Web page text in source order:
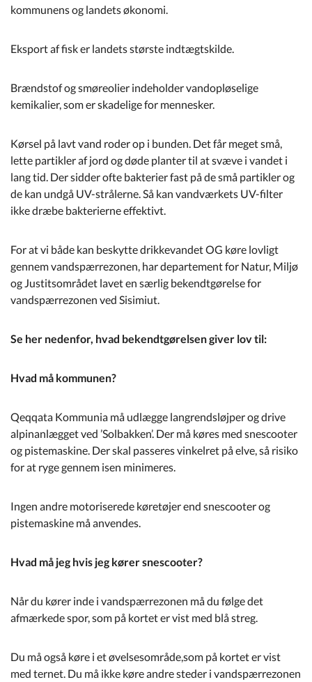
kommunens og landets økonomi.
Eksport af fisk er landets største indtægtskilde.
Brændstof og smøreolier indeholder vandopløselige
kemikalier, som er skadelige for mennesker.
Kørsel på lavt vand roder op i bunden. Det får meget små,
lette partikler af jord og døde planter til at svæve i vandet i
lang tid. Der sidder ofte bakterier fast på de små partikler og
de kan undgå UV-strålerne. Så kan vandværkets UV-filter
ikke dræbe bakterierne effektivt.
For at vi både kan beskytte drikkevandet OG køre lovligt
gennem vandspærrezonen, har departement for Natur, Miljø
og Justitsområdet lavet en særlig bekendtgørelse for
vandspærrezonen ved Sisimiut.
Se her nedenfor, hvad bekendtgørelsen giver lov til:
Hvad må kommunen?
Qeqqata Kommunia må udlægge langrendsløjper og drive
alpinanlægget ved ’Solbakken’. Der må køres med snescooter
og pistemaskine. Der skal passeres vinkelret på elve, så risiko
for at ryge gennem isen minimeres.
Ingen andre motoriserede køretøjer end snescooter og
pistemaskine må anvendes.
Hvad må jeg hvis jeg kører snescooter?
Når du kører inde i vandspærrezonen må du følge det
afmærkede spor, som på kortet er vist med blå streg.
Du må også køre i et øvelsesområde,som på kortet er vist
med ternet. Du må ikke køre andre steder i vandspærrezonen